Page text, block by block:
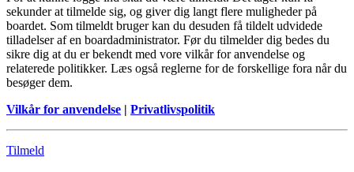
sekunder at tilmelde sig, og giver dig langt flere muligheder på
boardet. Som tilmeldt bruger kan du desuden få tildelt udvidede
tilladelser af en boardadministrator. Før du tilmelder dig bedes du
sikre dig at du er bekendt med vore vilkår for anvendelse og
relaterede politikker. Læs også reglerne for de forskellige fora når du
besøger dem.
Vilkår for anvendelse | Privatlivspolitik
Tilmeld